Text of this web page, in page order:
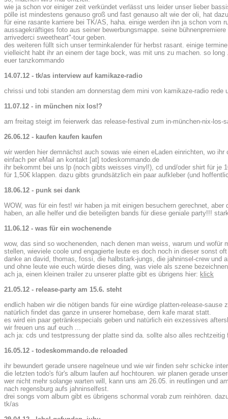
wie ja schon vor einiger zeit verkündet verlässt uns leider unser lieber
pölle ist mindestens genauso groß und fast genauso alt wie der oli, hat
für eine rasante karriere bei TK/AS, haha. einige werden ihn ja schon vom
aussagekräftiges foto aus seiner bewerbungsmappe. seine
arrivederci sweetheart"-tour geben.
des weiteren füllt sich unser terminkalender für herbst rasant. einige
vielleicht habt ihr an einem der tage bock, was mit uns zu machen. so long
euer tanzkommando
14.07.12 - tk/as interview auf kamikaze-radio
chrissi und tobi standen am donnerstag dem mini von kamikaze-radio
11.07.12 - in münchen nix los!?
am freitag steigt im feierwerk das release-festival zum in-münchen-nix-
26.06.12 - kaufen kaufen kaufen
wir werden hier demnächst auch sowas wie einen eLaden einrichten, wo
einfach per eMail an kontakt [at] todeskommando.de
ihr bekommt bei uns lp (noch gibts weisses vinyl!), cd und/oder shirt für je
für 1,50€ klappen. dazu gibts grundsätzlich ein paar aufkleber (und
18.06.12 - punk sei dank
WOW, was für ein fest! wir haben ja mit einigen besuchern gerechnet,
haben, an alle helfer und die beteiligten bands für diese geniale party!!!
11.06.12 - was für ein wochenende
wow, das sind so wochenenden, nach denen man weiss, warum und
stellen, wieviele coole und engagierte leute es doch noch in dieser sonst
danke an david, thomas, fossi, die halbstark-jungs, die jahninsel-crew
und ohne leute wie euch würde dieses ding, was viele als szene
ach ja, einen kleinen trailer zu unserer platte gibt es übrigens hier: klick
21.05.12 - release-party am 15.6. steht
endlich haben wir die nötigen bands für eine würdige platten-release-
natürlich findet das ganze in unserer homebase, dem kafe marat statt.
es wird ein paar getränkespecials geben und natürlich ein exzessives
wir freuen uns auf euch ...
ach ja: cds und testpressung der platte sind da. sollte also alles
16.05.12 - todeskommando.de reloaded
ihr bewundert gerade unsere nagelneue und wie wir finden sehr schicke
die letzten todo's für's album laufen auf hochtouren. wir planen gerade
wer nicht mehr solange warten will, kann uns am 26.05. in reutlingen und
nach regensburg aufs jahninselfest.
drei songs vom album gibt es übrigens schonmal vorab zum reinhören.
tk/as